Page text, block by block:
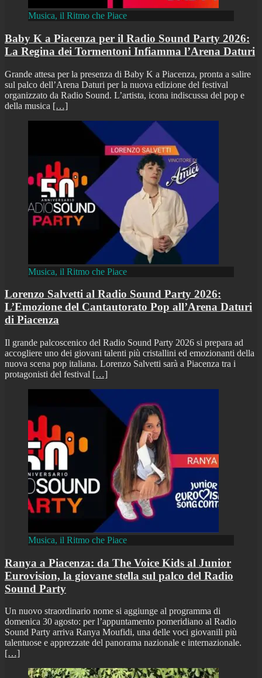
Musica, il Ritmo che Piace
Baby K a Piacenza per il Radio Sound Party 2026:
La Regina dei Tormentoni Infiamma l’Arena Daturi
Grande attesa per la presenza di Baby K a Piacenza, pronta a salire
sul palco dell’Arena Daturi per la nuova edizione del festival
organizzato da Radio Sound. L’artista, icona indiscussa del pop e
della musica […]
Musica, il Ritmo che Piace
Lorenzo Salvetti al Radio Sound Party 2026:
L’Emozione del Cantautorato Pop all’Arena Daturi
di Piacenza
Il grande palcoscenico del Radio Sound Party 2026 si prepara ad
accogliere uno dei giovani talenti più cristallini ed emozionanti della
nuova scena pop italiana. Lorenzo Salvetti sarà a Piacenza tra i
protagonisti del festival […]
Musica, il Ritmo che Piace
Ranya a Piacenza: da The Voice Kids al Junior
Eurovision, la giovane stella sul palco del Radio
Sound Party
Un nuovo straordinario nome si aggiunge al programma di
domenica 30 agosto: per l’appuntamento pomeridiano al Radio
Sound Party arriva Ranya Moufidi, una delle voci giovanili più
talentuose e apprezzate del panorama nazionale e internazionale.
[…]